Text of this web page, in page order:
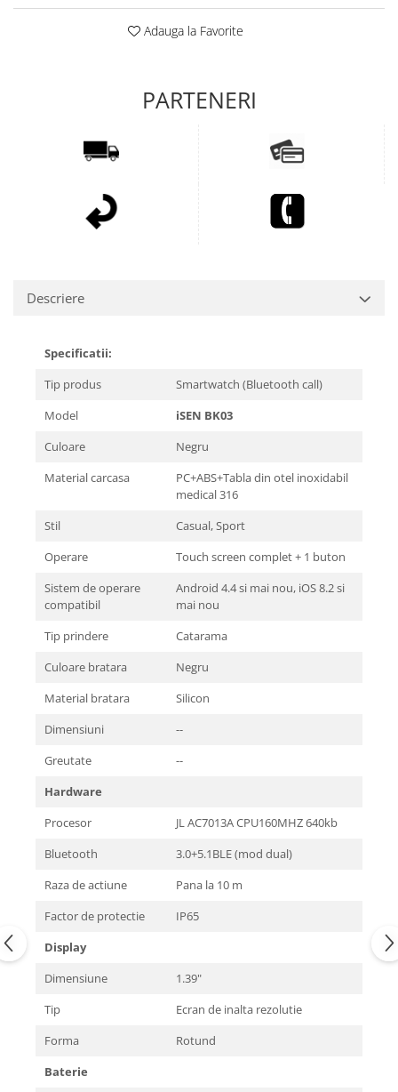
Adauga la Favorite
Descriere
Specificatii:
Tip produs
Smartwatch (Bluetooth call)
Model
iSEN BK03
Culoare
Negru
Material carcasa
PC+ABS+Tabla din otel inoxidabil
medical 316
Stil
Casual, Sport
Operare
Touch screen complet + 1 buton
Sistem de operare
compatibil
Android 4.4 si mai nou, iOS 8.2 si
mai nou
Tip prindere
Catarama
Culoare bratara
Negru
Material bratara
Silicon
Dimensiuni
--
Greutate
--
Hardware
Procesor
JL AC7013A CPU160MHZ 640kb
Bluetooth
3.0+5.1BLE (mod dual)
Raza de actiune
Pana la 10 m
Factor de protectie
IP65
Display
Dimensiune
1.39"
Tip
Ecran de inalta rezolutie
Forma
Rotund
Baterie